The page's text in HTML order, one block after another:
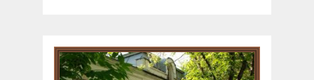
«Юный Спартак» и «Юный
текстильщик»